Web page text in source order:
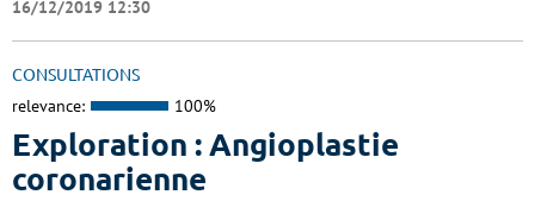
16/12/2019 12:30
CONSULTATIONS
relevance: 100%
Exploration : Angioplastie
coronarienne